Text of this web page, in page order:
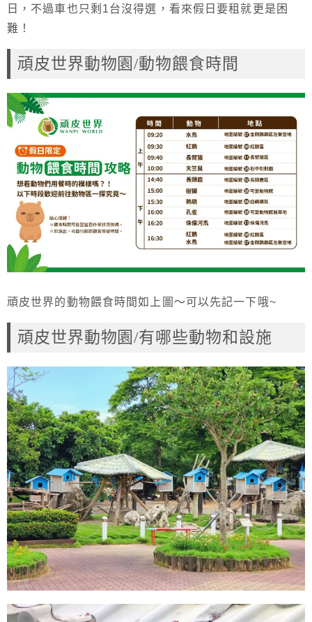
日，不過車也只剩1台沒得選，看來假日要租就更是困
難！
頑皮世界動物園/動物餵食時間
頑皮世界的動物餵食時間如上圖～可以先記一下哦~
頑皮世界動物園/有哪些動物和設施